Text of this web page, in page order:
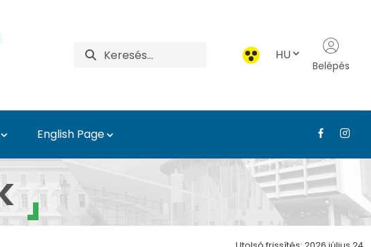
HU
Belépés
English Page
és Díszkertészeti